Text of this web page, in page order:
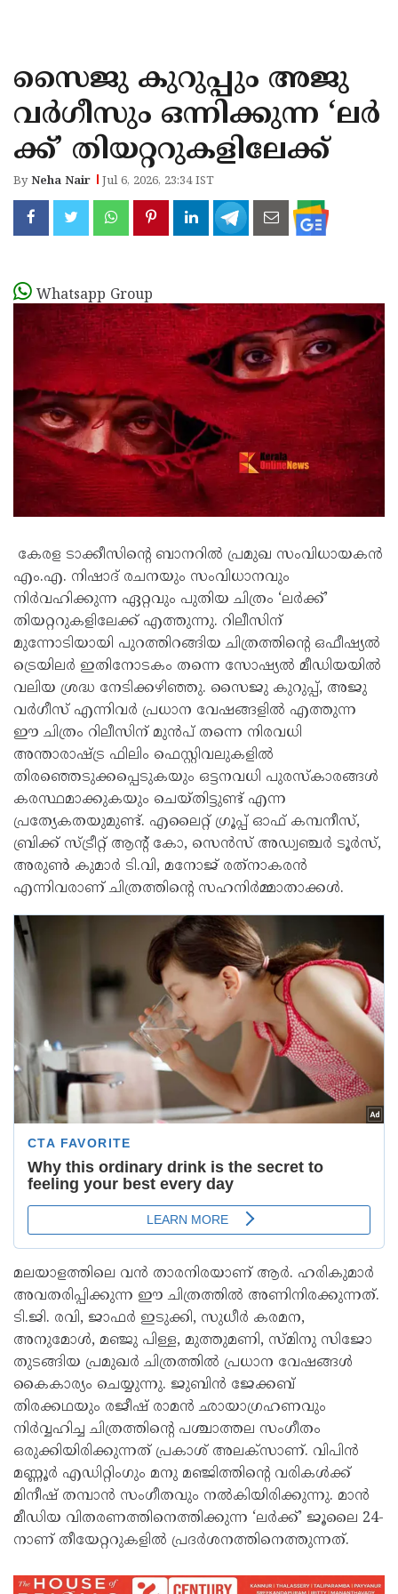
KANNUR
KASARAGOD
സൈജു കുറുപ്പും അജു
വർഗീസും ഒന്നിക്കുന്ന ‘ലർ
ക്ക്’ തിയറ്ററുകളിലേക്ക്
ByNeha Nair Jul 6, 2026, 23:34 IST
Whatsapp Group
കേരള ടാക്കീസിന്റെ ബാനറിൽ പ്രമുഖ സംവിധായകൻ
എം.എ. നിഷാദ് രചനയും സംവിധാനവും
നിർവഹിക്കുന്ന ഏറ്റവും പുതിയ ചിത്രം ‘ലർക്ക്’
തിയറ്ററുകളിലേക്ക് എത്തുന്നു. റിലീസിന്
മുന്നോടിയായി പുറത്തിറങ്ങിയ ചിത്രത്തിന്റെ ഒഫീഷ്യൽ
ട്രെയിലർ ഇതിനോടകം തന്നെ സോഷ്യൽ മീഡിയയിൽ
വലിയ ശ്രദ്ധ നേടിക്കഴിഞ്ഞു. സൈജു കുറുപ്പ്, അജു
വർഗീസ് എന്നിവർ പ്രധാന വേഷങ്ങളിൽ എത്തുന്ന
ഈ ചിത്രം റിലീസിന് മുൻപ് തന്നെ നിരവധി
അന്താരാഷ്ട്ര ഫിലിം ഫെസ്റ്റിവലുകളിൽ
തിരഞ്ഞെടുക്കപ്പെടുകയും ഒട്ടനവധി പുരസ്കാരങ്ങൾ
കരസ്ഥമാക്കുകയും ചെയ്തിട്ടുണ്ട് എന്ന
പ്രത്യേകതയുമുണ്ട്. എലൈറ്റ് ഗ്രൂപ്പ്‌ ഓഫ് കമ്പനീസ്,
ബ്രിക്ക് സ്ട്രീറ്റ് ആന്റ് കോ, സെൻസ് അഡ്വഞ്ചർ ടൂർസ്,
അരുൺ കുമാർ ടി.വി, മനോജ്‌ രത്‌നാകരൻ
എന്നിവരാണ് ചിത്രത്തിന്റെ സഹനിർമ്മാതാക്കൾ.
മലയാളത്തിലെ വൻ താരനിരയാണ് ആർ. ഹരികുമാർ
അവതരിപ്പിക്കുന്ന ഈ ചിത്രത്തിൽ അണിനിരക്കുന്നത്.
ടി.ജി. രവി, ജാഫർ ഇടുക്കി, സുധീർ കരമന,
അനുമോൾ, മഞ്ജു പിള്ള, മുത്തുമണി, സ്മിനു സിജോ
തുടങ്ങിയ പ്രമുഖർ ചിത്രത്തിൽ പ്രധാന വേഷങ്ങൾ
കൈകാര്യം ചെയ്യുന്നു. ജുബിൻ ജേക്കബ്
തിരക്കഥയും രജീഷ് രാമൻ ഛായാഗ്രഹണവും
നിർവ്വഹിച്ച ചിത്രത്തിന്റെ പശ്ചാത്തല സംഗീതം
ഒരുക്കിയിരിക്കുന്നത് പ്രകാശ് അലക്സാണ്. വിപിൻ
മണ്ണൂർ എഡിറ്റിംഗും മനു മഞ്ജിത്തിന്റെ വരികൾക്ക്
മിനീഷ് തമ്പാൻ സംഗീതവും നൽകിയിരിക്കുന്നു. മാൻ
മീഡിയ വിതരണത്തിനെത്തിക്കുന്ന ‘ലർക്ക്’ ജൂലൈ 24-
നാണ് തീയേറ്ററുകളിൽ പ്രദർശനത്തിനെത്തുന്നത്.